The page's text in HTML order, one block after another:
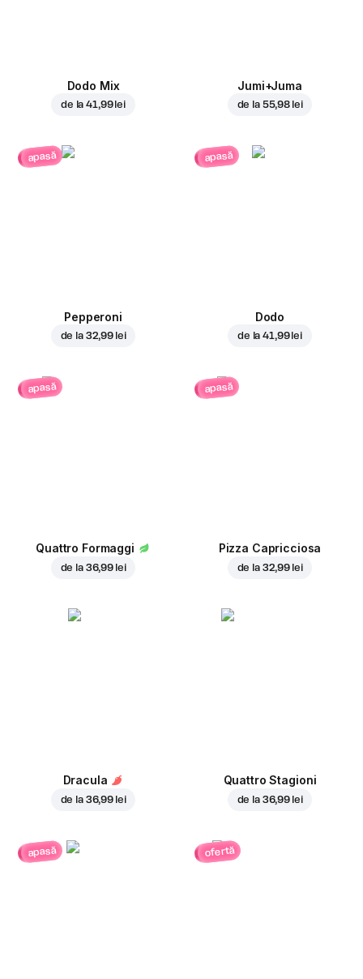
Dodo Mix
de la41,99 lei
Jumi+Juma
de la 55,98 lei
apasă
Pepperoni
de la 32,99 lei
apasă
Dodo
de la41,99 lei
apasă
Quattro Formaggi
de la 36,99 lei
apasă
Pizza Capricciosa
de la 32,99 lei
Dracula
de la 36,99 lei
Quattro Stagioni
de la 36,99 lei
apasă ofertă